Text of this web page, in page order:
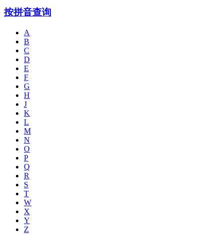
按拼音查询
A
B
C
D
E
F
G
H
J
K
L
M
N
O
P
Q
R
S
T
W
X
Y
Z